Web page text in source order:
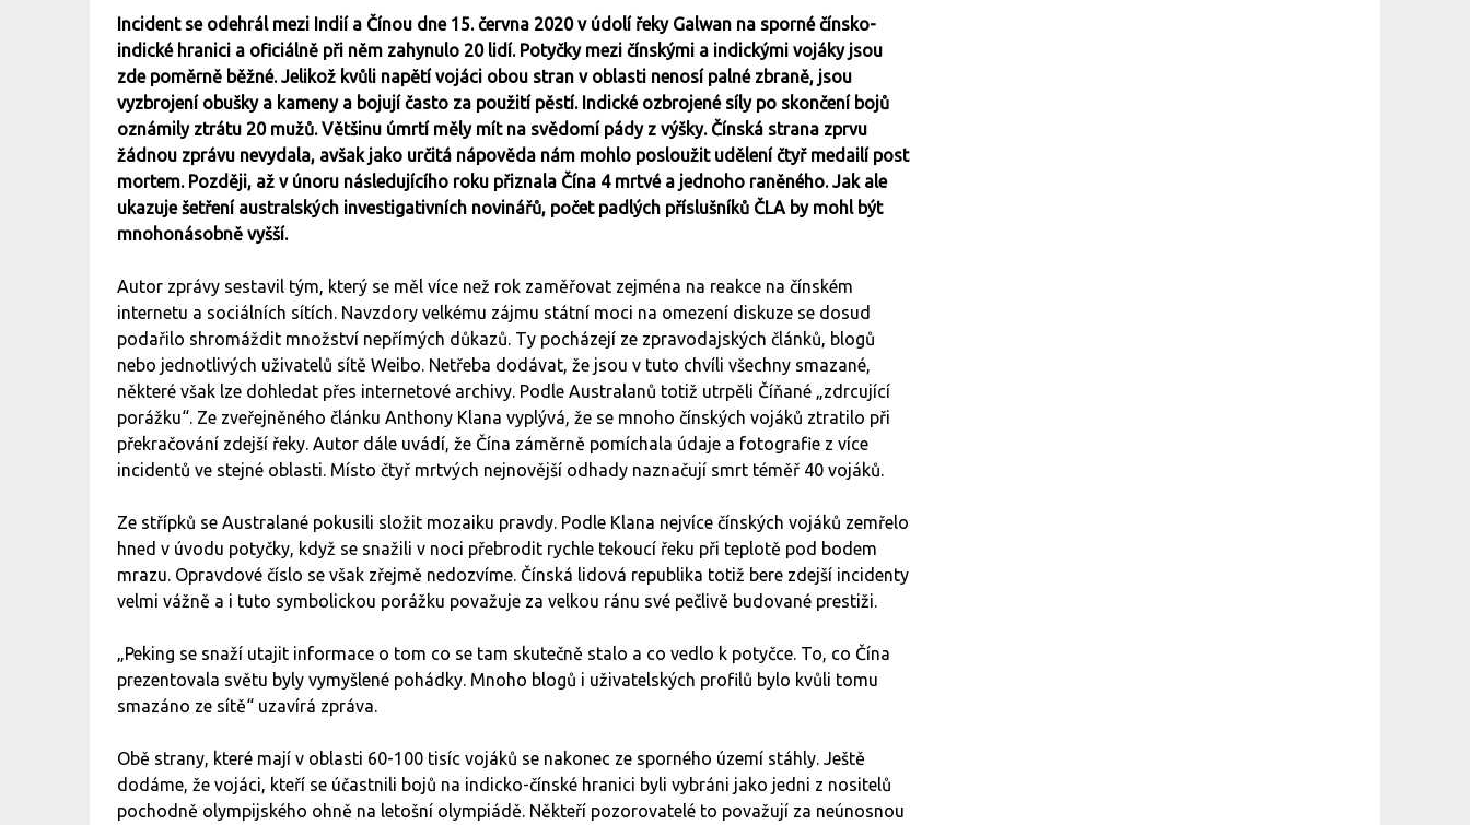
Incident se odehrál mezi Indií a Čínou dne 15. června 2020 v údolí řeky Galwan na sporné čínsko-
indické hranici a oficiálně při něm zahynulo 20 lidí. Potyčky mezi čínskými a indickými vojáky jsou
zde poměrně běžné. Jelikož kvůli napětí vojáci obou stran v oblasti nenosí palné zbraně, jsou
vyzbrojení obušky a kameny a bojují často za použití pěstí. Indické ozbrojené síly po skončení bojů
oznámily ztrátu 20 mužů. Většinu úmrtí měly mít na svědomí pády z výšky. Čínská strana zprvu
žádnou zprávu nevydala, avšak jako určitá nápověda nám mohlo posloužit udělení čtyř medailí post
mortem. Později, až v únoru následujícího roku přiznala Čína 4 mrtvé a jednoho raněného. Jak ale
ukazuje šetření australských investigativních novinářů, počet padlých příslušníků ČLA by mohl být
mnohonásobně vyšší.
Autor zprávy sestavil tým, který se měl více než rok zaměřovat zejména na reakce na čínském
internetu a sociálních sítích. Navzdory velkému zájmu státní moci na omezení diskuze se dosud
podařilo shromáždit množství nepřímých důkazů. Ty pocházejí ze zpravodajských článků, blogů
nebo jednotlivých uživatelů sítě Weibo. Netřeba dodávat, že jsou v tuto chvíli všechny smazané,
některé však lze dohledat přes internetové archivy. Podle Australanů totiž utrpěli Číňané „zdrcující
porážku“. Ze zveřejněného článku Anthony Klana vyplývá, že se mnoho čínských vojáků ztratilo při
překračování zdejší řeky. Autor dále uvádí, že Čína záměrně pomíchala údaje a fotografie z více
incidentů ve stejné oblasti. Místo čtyř mrtvých nejnovější odhady naznačují smrt téměř 40 vojáků.
Ze střípků se Australané pokusili složit mozaiku pravdy. Podle Klana nejvíce čínských vojáků zemřelo
hned v úvodu potyčky, když se snažili v noci přebrodit rychle tekoucí řeku při teplotě pod bodem
mrazu. Opravdové číslo se však zřejmě nedozvíme. Čínská lidová republika totiž bere zdejší incidenty
velmi vážně a i tuto symbolickou porážku považuje za velkou ránu své pečlivě budované prestiži.
„Peking se snaží utajit informace o tom co se tam skutečně stalo a co vedlo k potyčce. To, co Čína
prezentovala světu byly vymyšlené pohádky. Mnoho blogů i uživatelských profilů bylo kvůli tomu
smazáno ze sítě“ uzavírá zpráva.
Obě strany, které mají v oblasti 60-100 tisíc vojáků se nakonec ze sporného území stáhly. Ještě
dodáme, že vojáci, kteří se účastnili bojů na indicko-čínské hranici byli vybráni jako jedni z nositelů
pochodně olympijského ohně na letošní olympiádě. Někteří pozorovatelé to považují za neúnosnou